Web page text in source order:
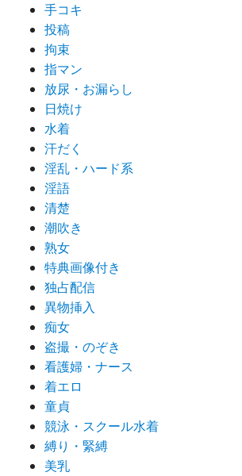
手コキ
投稿
拘束
指マン
放尿・お漏らし
日焼け
水着
汗だく
淫乱・ハード系
淫語
清楚
潮吹き
熟女
特典画像付き
独占配信
異物挿入
痴女
盗撮・のぞき
看護婦・ナース
着エロ
童貞
競泳・スクール水着
縛り・緊縛
美乳